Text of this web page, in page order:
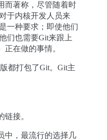
而著称，尽管随着时
于内核开发人员来
一种要求；即使他们
们也需要Git来跟上
在做的事情。
都打包了Git。Git主
接。
中，最流行的选择几